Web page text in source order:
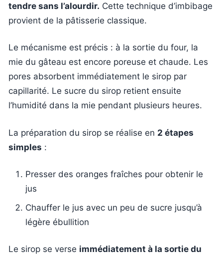
tendre sans l’alourdir. Cette technique d’imbibage
provient de la pâtisserie classique.
Le mécanisme est précis : à la sortie du four, la
mie du gâteau est encore poreuse et chaude. Les
pores absorbent immédiatement le sirop par
capillarité. Le sucre du sirop retient ensuite
l’humidité dans la mie pendant plusieurs heures.
La préparation du sirop se réalise en 2 étapes
simples :
Presser des oranges fraîches pour obtenir le
jus
Chauffer le jus avec un peu de sucre jusqu’à
légère ébullition
Le sirop se verse immédiatement à la sortie du